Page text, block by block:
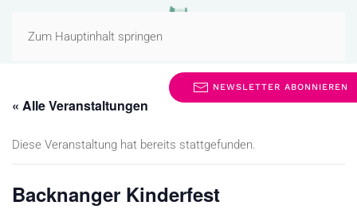
Zum Hauptinhalt springen
MENÜ
« Alle Veranstaltungen
Diese Veranstaltung hat bereits stattgefunden.
Backnanger Kinderfest
NEWSLETTER ABONNIEREN